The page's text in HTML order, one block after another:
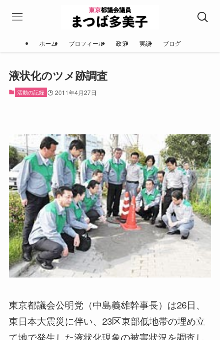
ホーム プロフィール 政策 実績 ブログ
液状化のツメ跡調査
活動の記録 2011年4月27日
東京都議会公明党（中島義雄幹事長）は26日、
東日本大震災に伴い、23区東部低地帯の埋め立
て地で発生した液状化現象の被害状況を調査し